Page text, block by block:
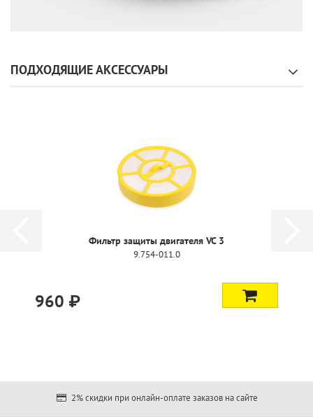
ПОДХОДЯЩИЕ АКСЕССУАРЫ
Фильтр защиты двигателя VC 3
9.754-011.0
960 ₽
2% скидки при онлайн-оплате заказов на сайте